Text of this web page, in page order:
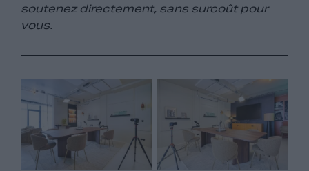
soutenez directement, sans surcoût pour
vous.